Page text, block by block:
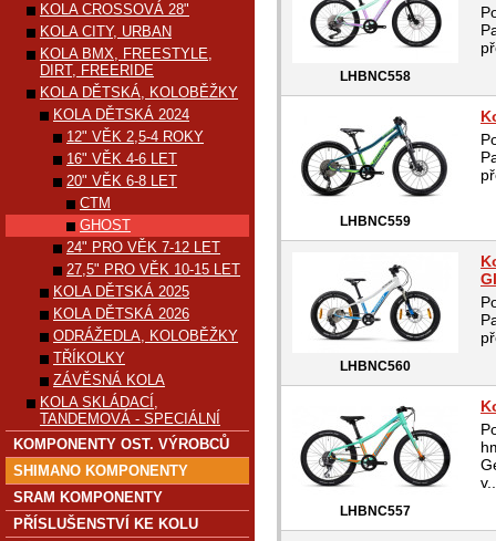
LHBNC558
LHBNC559
LHBNC560
LHBNC557
KOLA CROSSOVÁ 28"
KOLA CITY, URBAN
KOLA BMX, FREESTYLE,
DIRT, FREERIDE
KOLA DĚTSKÁ, KOLOBĚŽKY
KOLA DĚTSKÁ 2024
12" VĚK 2,5-4 ROKY
16" VĚK 4-6 LET
20" VĚK 6-8 LET
CTM
GHOST
24" PRO VĚK 7-12 LET
27,5" PRO VĚK 10-15 LET
KOLA DĚTSKÁ 2025
KOLA DĚTSKÁ 2026
ODRÁŽEDLA, KOLOBĚŽKY
TŘÍKOLKY
ZÁVĚSNÁ KOLA
KOLA SKLÁDACÍ,
TANDEMOVÁ - SPECIÁLNÍ
KOMPONENTY OST. VÝROBCŮ
SHIMANO KOMPONENTY
SRAM KOMPONENTY
PŘÍSLUŠENSTVÍ KE KOLU